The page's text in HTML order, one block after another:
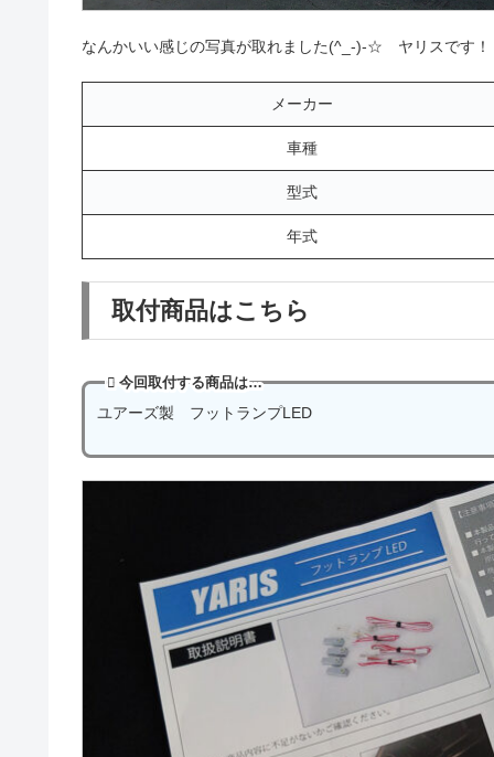
なんかいい感じの写真が取れました(^_-)-☆ ヤリスです！
メーカー
車種
型式
年式
取付商品はこちら
今回取付する商品は…
ユアーズ製 フットランプLED